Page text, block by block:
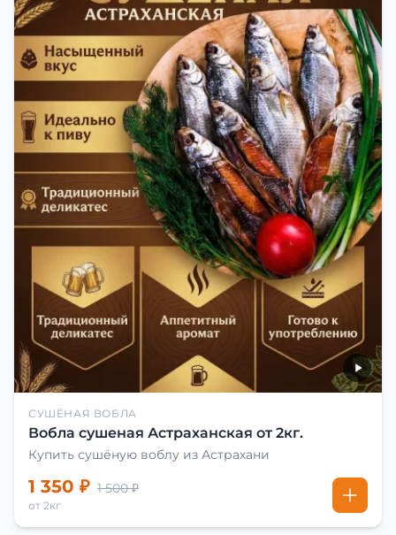
СУШЁНАЯ ВОБЛА
Вобла сушеная Астраханская от 2кг.
Купить сушёную воблу из Астрахани
1 350 ₽ 1 500 ₽
от 2кг